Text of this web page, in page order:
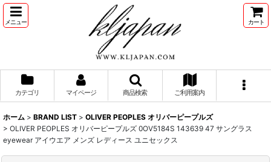
メニュー カート
カテゴリ マイページ 商品検索 ご利用案内
ホーム > BRAND LIST > OLIVER PEOPLES オリバーピープルズ
> OLIVER PEOPLES オリバーピープルズ 0OV5184S 143639 47 サングラス
eyewear アイウエア メンズ レディース ユニセックス